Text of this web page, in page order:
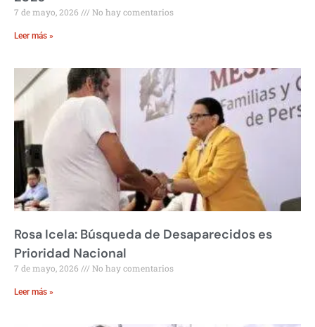
7 de mayo, 2026 No hay comentarios
Leer más »
Rosa Icela: Búsqueda de Desaparecidos es
Prioridad Nacional
7 de mayo, 2026 No hay comentarios
Leer más »